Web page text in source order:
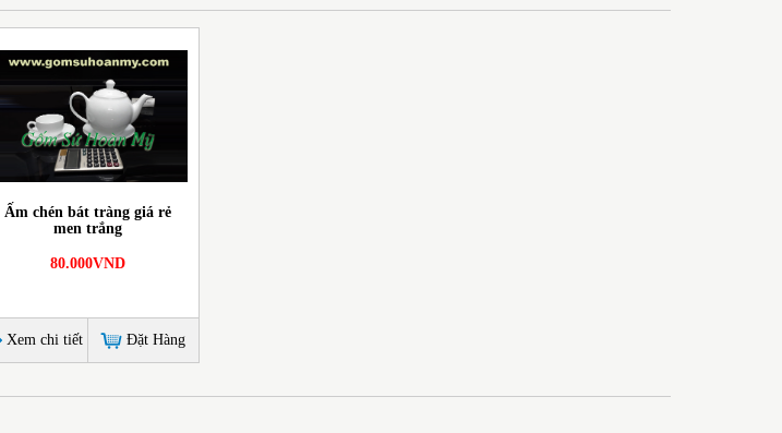
Ấm chén bát tràng giá rẻ
men trắng
80.000VND
Xem chi tiết Đặt Hàng